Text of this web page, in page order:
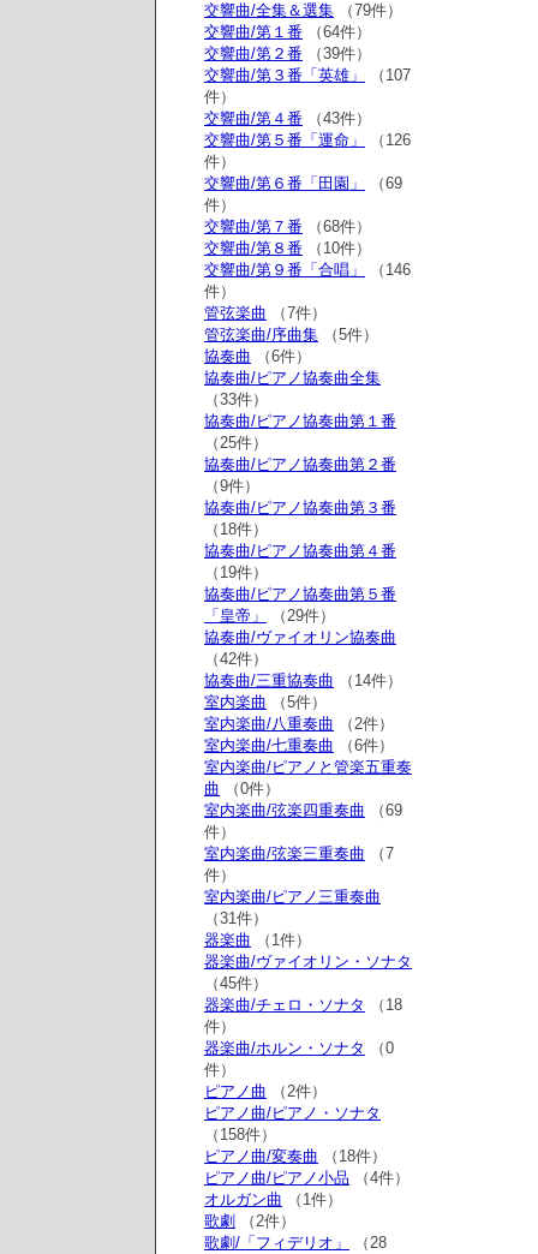
交響曲/全集＆選集 （79件）
交響曲/第１番 （64件）
交響曲/第２番 （39件）
交響曲/第３番「英雄」
（107
件）
交響曲/第４番 （43件）
交響曲/第５番「運命」
（126
件）
交響曲/第６番「田園」
（69
件）
交響曲/第７番 （68件）
交響曲/第８番 （10件）
交響曲/第９番「合唱」
（146
件）
管弦楽曲 （7件）
管弦楽曲/序曲集 （5件）
協奏曲 （6件）
協奏曲/ピアノ協奏曲全集
（33件）
協奏曲/ピアノ協奏曲第１番
（25件）
協奏曲/ピアノ協奏曲第２番
（9件）
協奏曲/ピアノ協奏曲第３番
（18件）
協奏曲/ピアノ協奏曲第４番
（19件）
協奏曲/ピアノ協奏曲第５番
「皇帝」
（29件）
協奏曲/ヴァイオリン協奏曲
（42件）
協奏曲/三重協奏曲 （14件）
室内楽曲 （5件）
室内楽曲/八重奏曲 （2件）
室内楽曲/七重奏曲 （6件）
室内楽曲/ピアノと管楽五重奏
曲 （0件）
室内楽曲/弦楽四重奏曲 （69
件）
室内楽曲/弦楽三重奏曲 （7
件）
室内楽曲/ピアノ三重奏曲
（31件）
器楽曲 （1件）
器楽曲/ヴァイオリン・ソナタ
（45件）
器楽曲/チェロ・ソナタ
（18
件）
器楽曲/ホルン・ソナタ
（0
件）
ピアノ曲 （2件）
ピアノ曲/ピアノ・ソナタ
（158件）
ピアノ曲/変奏曲 （18件）
ピアノ曲/ピアノ小品 （4件）
オルガン曲 （1件）
歌劇
（2件）
歌劇/「フィデリオ」
（28